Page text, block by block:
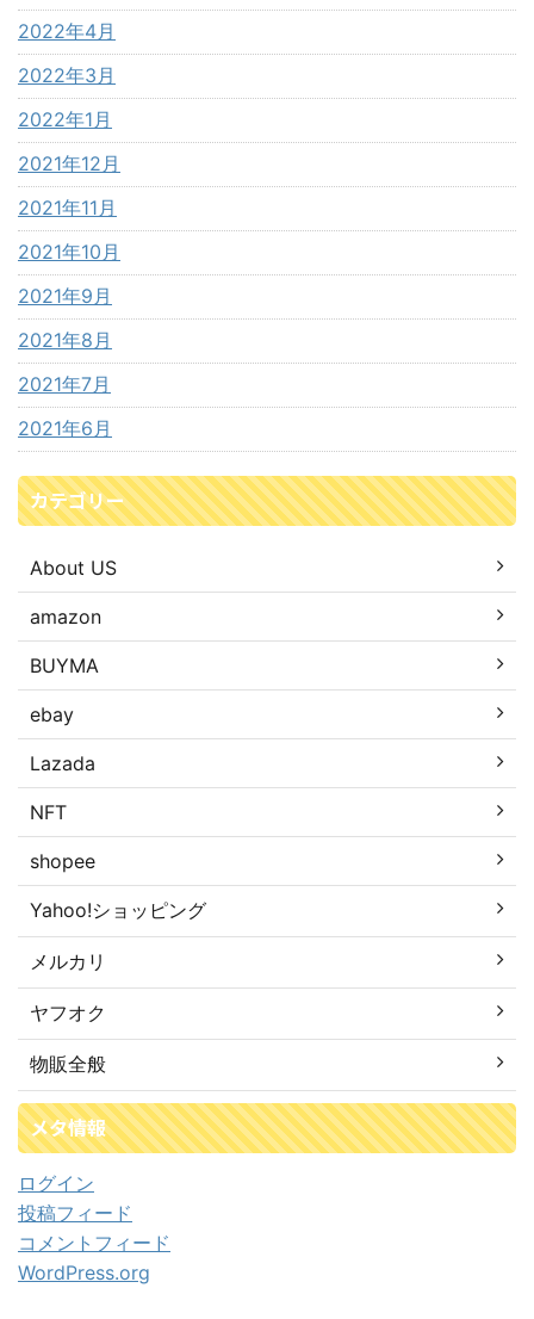
2022年4月
2022年3月
2022年1月
2021年12月
2021年11月
2021年10月
2021年9月
2021年8月
2021年7月
2021年6月
カテゴリー
About US
amazon
BUYMA
ebay
Lazada
NFT
shopee
Yahoo!ショッピング
メルカリ
ヤフオク
物販全般
メタ情報
ログイン
投稿フィード
コメントフィード
WordPress.org